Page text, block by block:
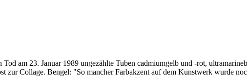
am 23. Januar 1989 ungezählte Tuben cadmiumgelb und -rot,
zur Collage. Bengel: "So mancher Farbakzent auf dem Kunstwerk wurde